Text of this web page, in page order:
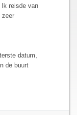
reisde van
zeer
datum,
de buurt